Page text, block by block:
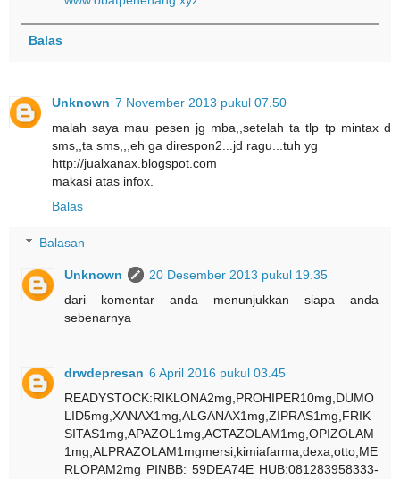
Balas
Unknown 7 November 2013 pukul 07.50
malah saya mau pesen jg mba,,setelah ta tlp tp mintax d
sms,,ta sms,,,eh ga direspon2...jd ragu...tuh yg
http://jualxanax.blogspot.com
makasi atas infox.
Balas
Balasan
Unknown
20 Desember 2013 pukul 19.35
dari komentar anda menunjukkan siapa anda
sebenarnya
drwdepresan 6 April 2016 pukul 03.45
READYSTOCK:RIKLONA2mg,PROHIPER10mg,DUMO
LID5mg,XANAX1mg,ALGANAX1mg,ZIPRAS1mg,FRIK
SITAS1mg,APAZOL1mg,ACTAZOLAM1mg,OPIZOLAM
1mg,ALPRAZOLAM1mgmersi,kimiafarma,dexa,otto,ME
RLOPAM2mg PINBB: 59DEA74E HUB:081283958333-